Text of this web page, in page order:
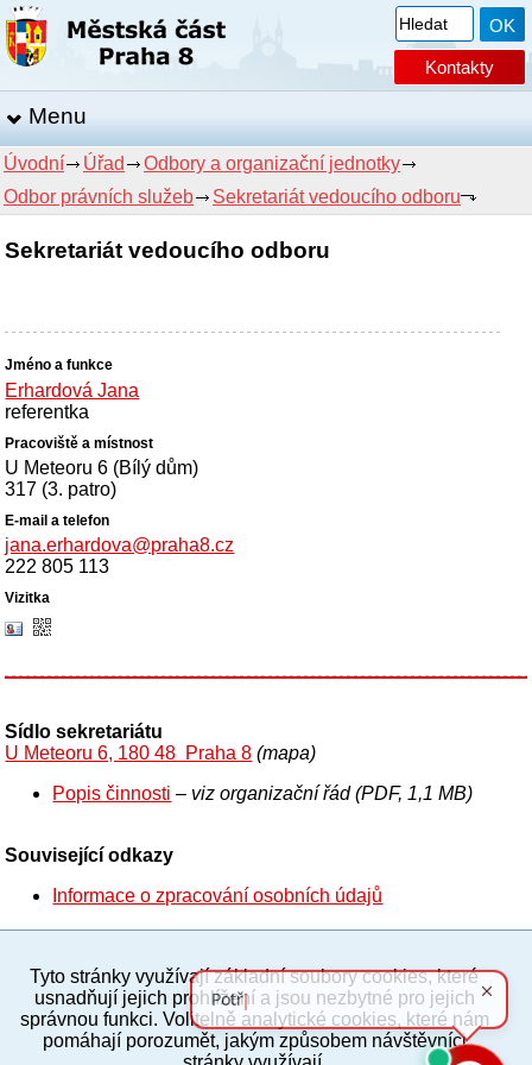
Kontakty
Menu
Úvodní Úřad
Odbory a organizační jednotky
Odbor právních služeb
Sekretariát vedoucího odboru
Sekretariát vedoucího odboru
Erhardová Jana
referentka
U Meteoru 6 (Bílý dům)
317 (3. patro)
jana.erhardova@praha8.cz
222 805 113
Sídlo sekretariátu
U Meteoru 6, 180 48 Praha 8 (mapa)
Popis činnosti – viz organizační řád (PDF, 1,1 MB)
Související odkazy
Informace o zpracování osobních údajů
PC verze ENG
Povinné a praktické informace
Tyto stránky využívají základní soubory cookies, které
usnadňují jejich prohlížení a jsou nezbytné pro jejich
správnou funkci. Volitelně analytické cookies, které nám
pomáhají porozumět, jakým způsobem návštěvníci